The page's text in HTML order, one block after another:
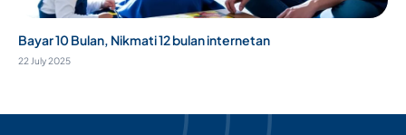
Bayar 10 Bulan, Nikmati 12 bulan internetan
22 July 2025